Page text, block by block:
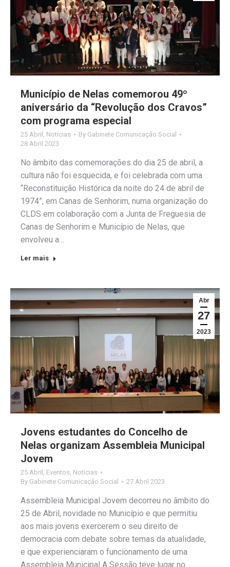
Município de Nelas comemorou 49º
aniversário da “Revolução dos Cravos”
com programa especial
25 Abril , Notícias By Gabinete Comunicação Social
28 Abril 2023
No âmbito das comemorações do dia 25 de abril, a
cultura não foi esquecida, e foi celebrada com uma
“Reconstituição Histórica da noite do 24 de abril de
1974”, em Canas de Senhorim, numa organização do
CLDS em colaboração com a Junta de Freguesia de
Canas de Senhorim e Município de Nelas, que
envolveu a…
Ler mais
Abr
27
2023
Jovens estudantes do Concelho de
Nelas organizam Assembleia Municipal
Jovem
25 Abril , Eventos, Notícias
By Gabinete Comunicação Social 27 Abril 2023
Assembleia Municipal Jovem decorreu no âmbito do
25 de Abril, novidade no Município e que permitiu
aos mais jovens exercerem o seu direito de
democracia com debate sobre temas da atualidade,
e que experienciaram o funcionamento de uma
Assembleia Municipal A Sessão teve lugar no